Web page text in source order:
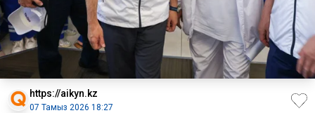
https://aikyn.kz
07 Тамыз 2026 18:27